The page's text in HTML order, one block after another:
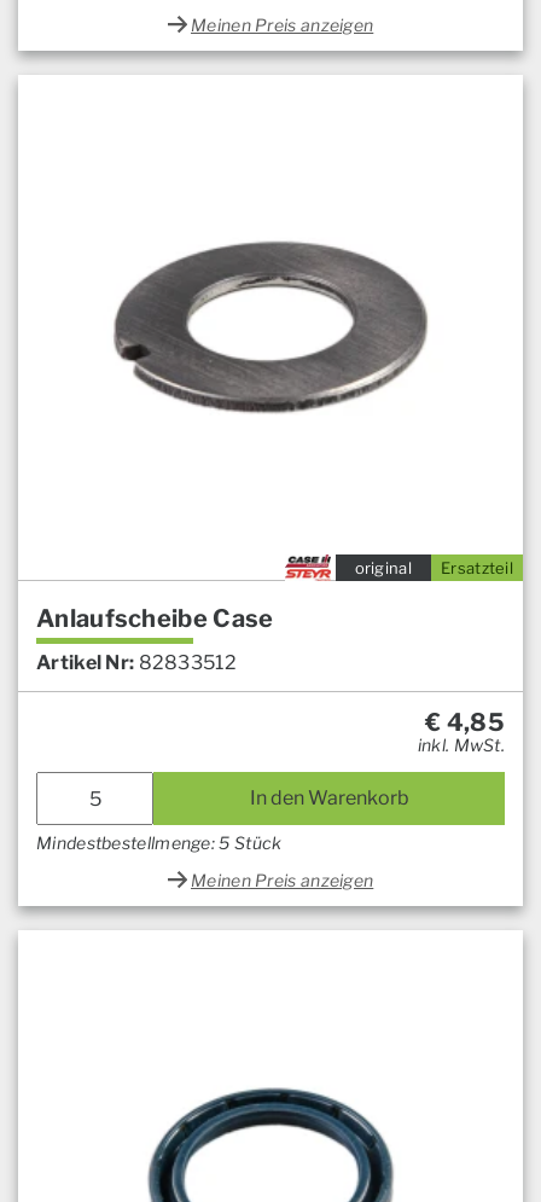
Meinen Preis anzeigen
Ersatzteil
original
Anlaufscheibe Case
Artikel Nr: 82833512
€ 4,85
inkl. MwSt.
In den Warenkorb
Mindestbestellmenge: 5 Stück
Meinen Preis anzeigen